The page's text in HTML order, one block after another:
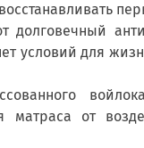
долговечный
условий для
от